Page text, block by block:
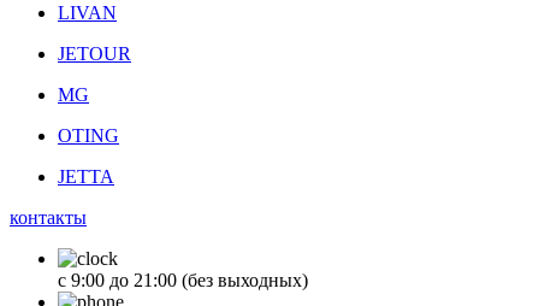
LIVAN
JETOUR
MG
OTING
JETTA
контакты
с 9:00 до 21:00 (без выходных)